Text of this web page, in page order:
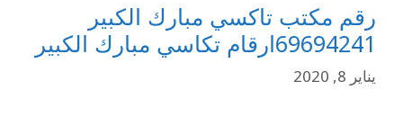
رقم مكتب تاكسي مبارك الكبير
69694241ارقام تكاسي مبارك الكبير
يناير 8, 2020